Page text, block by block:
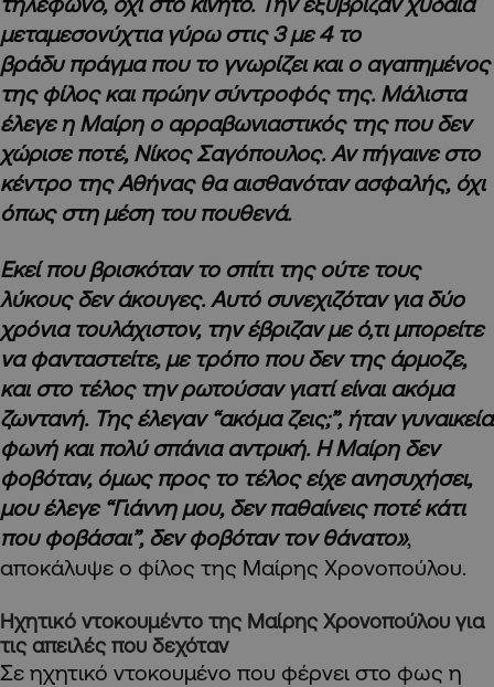
μεταμεσονύχτια γύρω στις 3 με 4 το
βράδυ πράγμα που το γνωρίζει και ο αγαπημένος
της φίλος και πρώην σύντροφός της. Μάλιστα
έλεγε η Μαίρη ο αρραβωνιαστικός της που δεν
χώρισε ποτέ, Νίκος Σαγόπουλος. Αν πήγαινε στο
κέντρο της Αθήνας θα αισθανόταν ασφαλής, όχι
όπως στη μέση του πουθενά.
Εκεί που βρισκόταν το σπίτι της ούτε τους
λύκους δεν άκουγες. Αυτό συνεχιζόταν για δύο
χρόνια τουλάχιστον, την έβριζαν με ό,τι μπορείτε
να φανταστείτε, με τρόπο που δεν της άρμοζε,
και στο τέλος την ρωτούσαν γιατί είναι ακόμα
ζωντανή. Της έλεγαν “ακόμα ζεις;”, ήταν γυναικεία
φωνή και πολύ σπάνια αντρική. Η Μαίρη δεν
φοβόταν, όμως προς το τέλος είχε ανησυχήσει,
μου έλεγε “Γιάννη μου, δεν παθαίνεις ποτέ κάτι
που φοβάσαι”, δεν φοβόταν τον θάνατο»,
αποκάλυψε ο φίλος της Μαίρης Χρονοπούλου.
Ηχητικό ντοκουμέντο της Μαίρης Χρονοπούλου για
τις απειλές που δεχόταν
Σε ηχητικό ντοκουμένο που φέρνει στο φως η